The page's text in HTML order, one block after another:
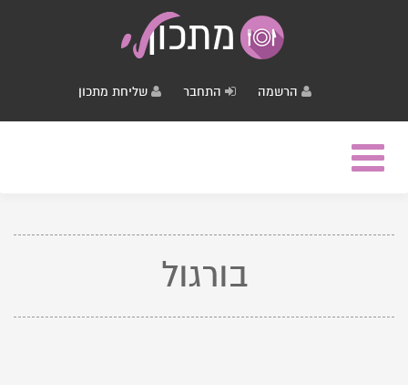
הרשמה התחבר שליחת מתכון
Toggle
navigation
בורגול